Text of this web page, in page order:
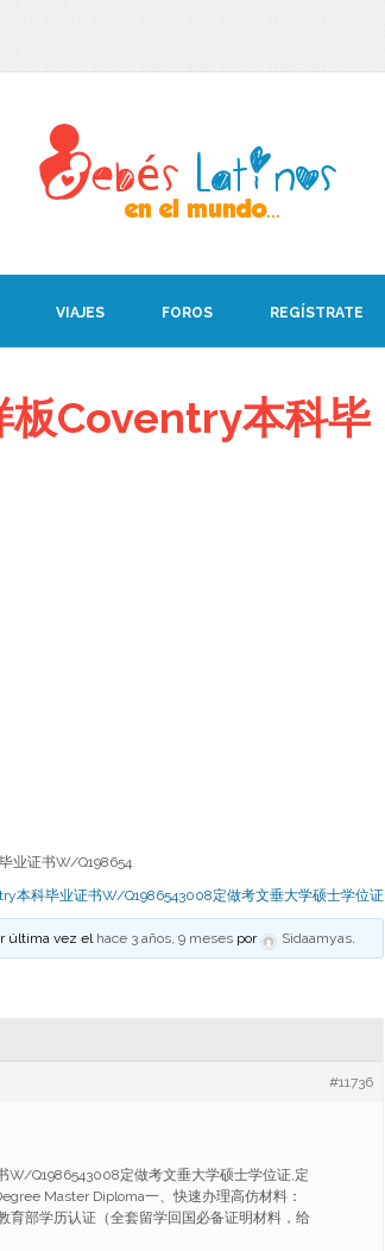
VIAJES FOROS REGÍSTRATE
板Coventry本科毕
业证书W/Q198654
本科毕业证书W/Q1986543008定做考文垂大学硕士学位证
última vez el hace 3 años, 9 meses por Sidaamyas.
#11736
Q1986543008定做考文垂大学硕士学位证,定
Master Diploma一、快速办理高仿材料：
育部学历认证（全套留学回国必备证明材料，给